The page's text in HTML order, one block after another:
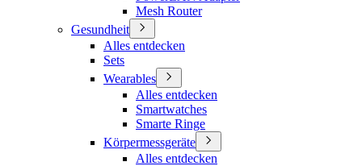
Mesh Router
Gesundheit
Alles entdecken
Sets
Wearables
Alles entdecken
Smartwatches
Smarte Ringe
Körpermessgeräte
Alles entdecken